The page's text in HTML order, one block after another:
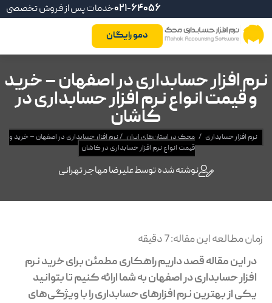
خدمات پس از فروش تخصصی021-64056
دمو رایگان
نرم افزار حسابداری در اصفهان – خرید
و قیمت انواع نرم افزار حسابداری در
کاشان
نرم افزار حسابداری / محک در استان‌های ایران /نرم افزار حسابداری در اصفهان – خرید و
قیمت انواع نرم افزار حسابداری در کاشان
نوشته شده توسطعلیرضا مهاجر تهرانی
زمان مطالعه این مقاله:7دقیقه
در این مقاله قصد داریم راهکاری مطمئن برای خرید نرم
افزار حسابداری در اصفهان به شما ارائه کنیم تا بتوانید
یکی از بهترین نرم افزارهای حسابداری را با ویژگی‌های